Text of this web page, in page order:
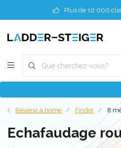
Plus de 10 000
Revenir à home Finder 8
Echafaudage